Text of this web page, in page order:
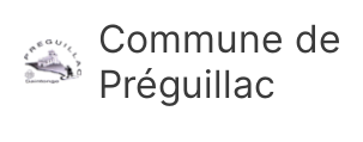
Commune de
Préguillac